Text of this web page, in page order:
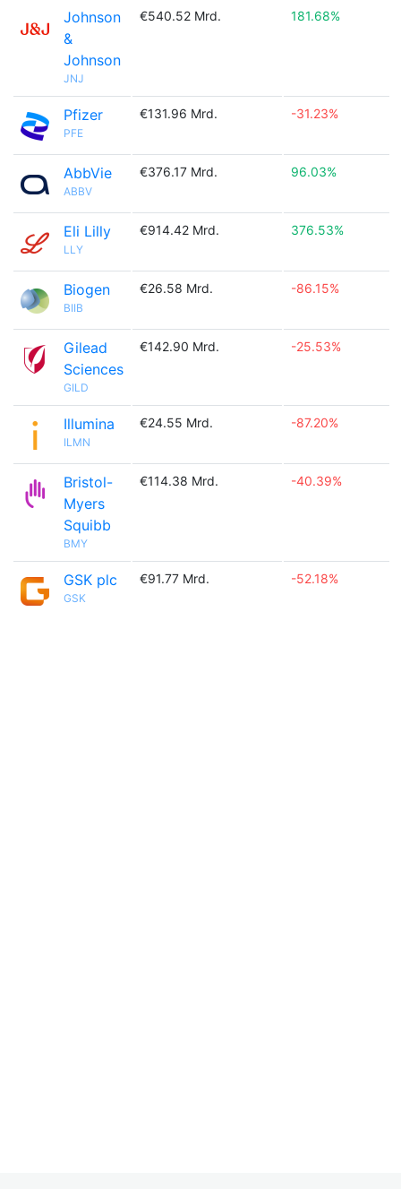
Johnson
&
Johnson
JNJ
€540.52 Mrd. 181.68%
Pfizer
PFE
€131.96 Mrd. -31.23%
AbbVie
ABBV
€376.17 Mrd. 96.03%
Eli Lilly
LLY
€914.42 Mrd. 376.53%
Biogen
BIIB
€26.58 Mrd. -86.15%
Gilead
Sciences
GILD
€142.90 Mrd. -25.53%
Illumina
ILMN
€24.55 Mrd. -87.20%
Bristol-
Myers
Squibb
BMY
€114.38 Mrd. -40.39%
GSK plc
GSK
€91.77 Mrd. -52.18%